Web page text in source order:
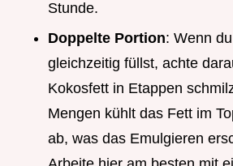
Stunde.
Doppelte Portion: Wenn
gleichzeitig füllst, achte
Kokosfett in Etappen
Mengen kühlt das Fett im
ab, was das Emulgieren